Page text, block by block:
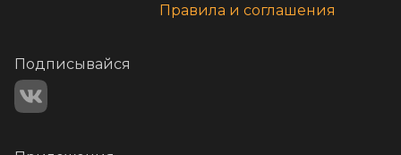
Правила и соглашения
Подписывайся